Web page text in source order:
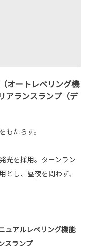
オートレベリング機
アランスランプ（デ
もたらす。
光を採用。ターンラン
とし、昼夜を問わず、
ュアルレベリング機能
スランプ